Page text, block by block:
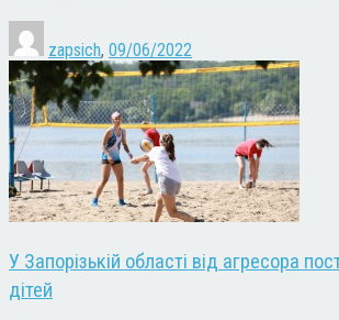
zapsich, 09/06/2022
У Запорізькій області від агресора
дітей